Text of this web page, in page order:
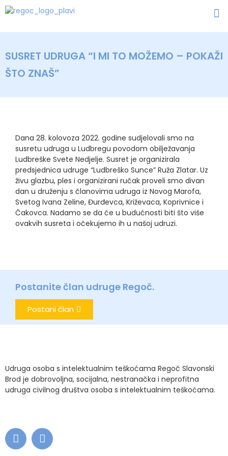
SUSRET UDRUGA “I MI TO MOŽEMO – POKAŽI
ŠTO ZNAŠ”
Dana 28. kolovoza 2022. godine sudjelovali smo na
susretu udruga u Ludbregu povodom obilježavanja
Ludbreške Svete Nedjelje. Susret je organizirala
predsjednica udruge “Ludbreško Sunce” Ruža Zlatar. Uz
živu glazbu, ples i organizirani ručak proveli smo divan
dan u druženju s članovima udruga iz Novog Marofa,
Svetog Ivana Zeline, Đurđevca, Križevaca, Koprivnice i
Čakovca. Nadamo se da će u budućnosti biti što više
ovakvih susreta i očekujemo ih u našoj udruzi.
Postanite član udruge Regoč.
Postani član
Udruga osoba s intelektualnim teškoćama Regoč Slavonski
Brod je dobrovoljna, socijalna, nestranačka i neprofitna
udruga civilnog društva osoba s intelektualnim teškoćama.